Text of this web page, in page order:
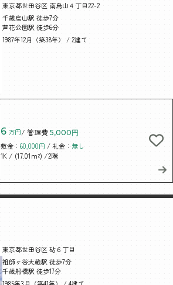
東京都世田谷区 南烏山４丁目22-2
千歳烏山駅 徒歩7分
芦花公園駅 徒歩6分
1987年12月（築38年） / 2建て
6 万円/ 管理費 5,000円
敷金：60,000円 / 礼金： 無し
1K / (17.01m²) /2階
東京都世田谷区 砧６丁目
祖師ヶ谷大蔵駅 徒歩7分
千歳船橋駅 徒歩17分